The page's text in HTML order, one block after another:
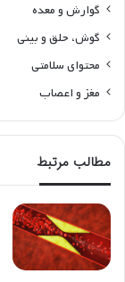
گوارش و معده
گوش، حلق و بینی
محتوای سلامتی
مغز و اعصاب
مطالب مرتبط